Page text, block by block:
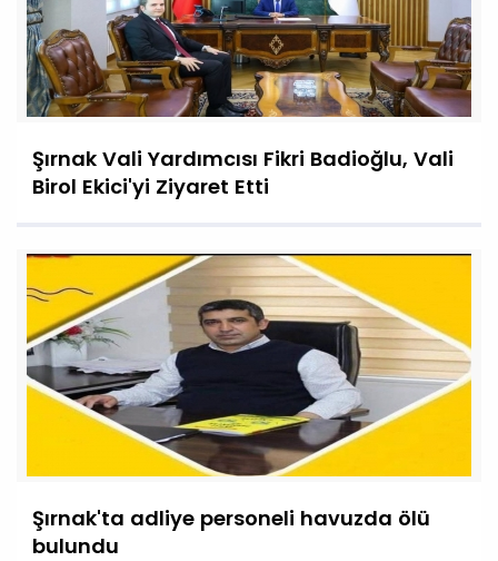
Şırnak Vali Yardımcısı Fikri Badioğlu, Vali
Birol Ekici'yi Ziyaret Etti
Şırnak'ta adliye personeli havuzda ölü
bulundu